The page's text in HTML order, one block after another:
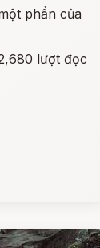
phần của
lượt đọc